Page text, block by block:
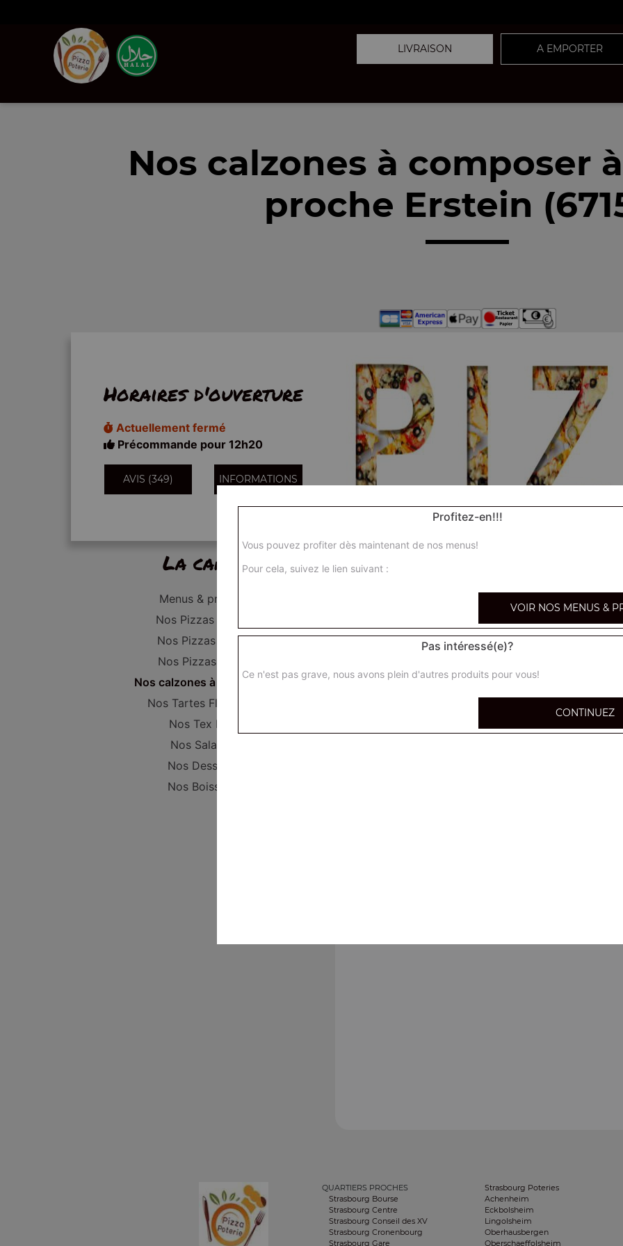
LIVRAISON A EMPORTER
Nos calzones à composer
proche Erstein
Horaires d'ouverture
Actuellement fermé
Précommande pour 12h20
AVIS (349) INFORMATIONS
La carte
Menus & promos
Nos Pizzas Junior
Nos Pizzas Super
Nos Pizzas Méga
Nos calzones à composer
Nos Tartes Flambées
Nos Tex Mex
Nos Salades
Nos Desserts
Nos Boissons
Nos
QUARTIERS PROCHES
Strasbourg Bourse
Strasbourg Centre
Strasbourg Conseil des XV
Strasbourg Cronenbourg
Strasbourg Gare
Strasbourg Poteries
Achenheim
Eckbolsheim
Lingolsheim
Oberhausbergen
Oberschaeffolsheim
Profitez-en!!!
Vous pouvez profiter dès maintenant de nos menus!
Pour cela, suivez le lien suivant :
VOIR NOS MENUS &
Pas intéressé(e)?
Ce n'est pas grave, nous avons plein d'autres produits pour vous!
CONTINUEZ